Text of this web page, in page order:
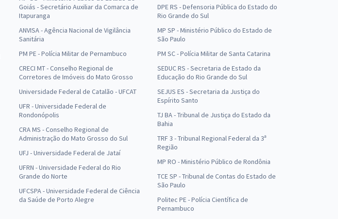
Goiás - Secretário Auxiliar da Comarca de
Itapuranga
ANVISA - Agência Nacional de Vigilância
Sanitária
PM PE - Polícia Militar de Pernambuco
CRECI MT - Conselho Regional de
Corretores de Imóveis do Mato Grosso
Universidade Federal de Catalão - UFCAT
UFR - Universidade Federal de
Rondonópolis
CRA MS - Conselho Regional de
Administração do Mato Grosso do Sul
UFJ - Universidade Federal de Jataí
UFRN - Universidade Federal do Rio
Grande do Norte
UFCSPA - Universidade Federal de Ciência
da Saúde de Porto Alegre
DPE RS - Defensoria Pública do Estado do
Rio Grande do Sul
MP SP - Ministério Público do Estado de
São Paulo
PM SC - Polícia Militar de Santa Catarina
SEDUC RS - Secretaria de Estado da
Educação do Rio Grande do Sul
SEJUS ES - Secretaria da Justiça do
Espírito Santo
TJ BA - Tribunal de Justiça do Estado da
Bahia
TRF 3 - Tribunal Regional Federal da 3ª
Região
MP RO - Ministério Público de Rondônia
TCE SP - Tribunal de Contas do Estado de
São Paulo
Politec PE - Polícia Científica de
Pernambuco